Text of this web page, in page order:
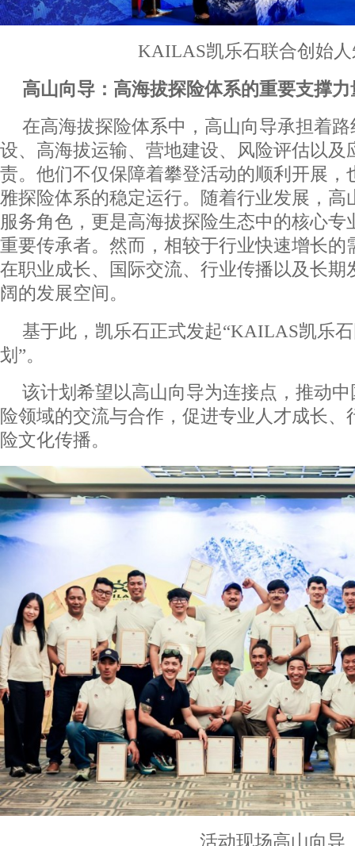
KAILAS凯乐石联合创始
高山向导：高海拔探险体系的重要支撑力
在高海拔探险体系中，高山向导承担着
设、高海拔运输、营地建设、风险评估以及
责。他们不仅保障着攀登活动的顺利开展，
雅探险体系的稳定运行。随着行业发展，高
服务角色，更是高海拔探险生态中的核心专
重要传承者。然而，相较于行业快速增长的
在职业成长、国际交流、行业传播以及长期
阔的发展空间。
基于此，凯乐石正式发起“KAILAS凯乐
划”。
该计划希望以高山向导为连接点，推动
险领域的交流与合作，促进专业人才成长、
险文化传播。
活动现场高山向导